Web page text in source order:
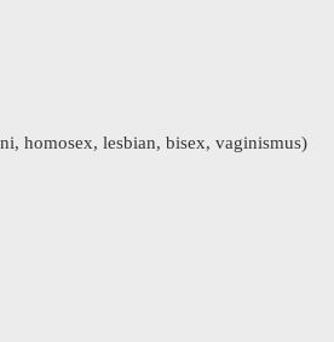
homosex, lesbian, bisex, vaginismus)